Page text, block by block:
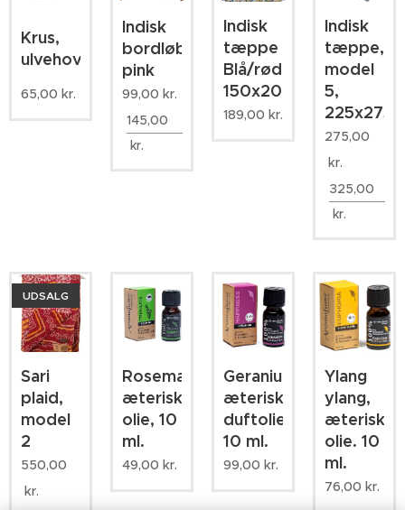
Krus,
ulvehovede
65,00 kr.
Indisk
bordløber/dug,
pink
99,00 kr.
145,00
kr.
Indisk
tæppe
Blå/rød
150x200cm.
189,00 kr.
Indisk
tæppe,
model
5,
275,00
kr.
325,00
kr.
Sari
plaid,
model
2
UDSALG
550,00
kr.
Rosemary,
æterisk
olie, 10
ml.
49,00 kr.
Geranium,
æterisk
duftolie,
10 ml.
99,00 kr.
Ylang
ylang,
æterisk
olie. 10
ml.
76,00 kr.